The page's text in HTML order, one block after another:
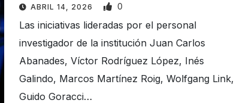
ABRIL 14, 2026 0
Las iniciativas lideradas por el personal
investigador de la institución Juan Carlos
Abanades, Víctor Rodríguez López, Inés
Galindo, Marcos Martínez Roig, Wolfgang Link,
Guido Goracci…